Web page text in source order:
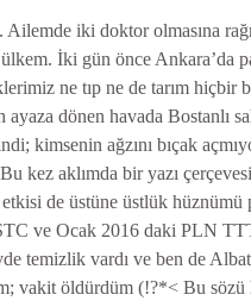
Ailemde iki doktor olmasına
İki gün önce Ankara’da
ne tıp ne de tarım hiçbir
ayaza dönen havada Bostanlı
kimsenin ağzını bıçak
kez aklımda bir yazı
de üstüne üstlük hüznümü
ve Ocak 2016 daki PLN
temizlik vardı ve ben de
vakit öldürdüm (!?*< Bu